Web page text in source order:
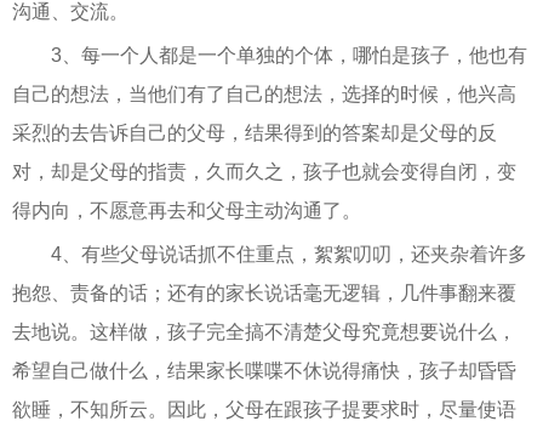
沟通、交流。
3、每一个人都是一个单独的个体，哪怕是孩子，他也有
自己的想法，当他们有了自己的想法，选择的时候，他兴高
采烈的去告诉自己的父母，结果得到的答案却是父母的反
对，却是父母的指责，久而久之，孩子也就会变得自闭，变
得内向，不愿意再去和父母主动沟通了。
4、有些父母说话抓不住重点，絮絮叨叨，还夹杂着许多
抱怨、责备的话；还有的家长说话毫无逻辑，几件事翻来覆
去地说。这样做，孩子完全搞不清楚父母究竟想要说什么，
希望自己做什么，结果家长喋喋不休说得痛快，孩子却昏昏
欲睡，不知所云。因此，父母在跟孩子提要求时，尽量使语